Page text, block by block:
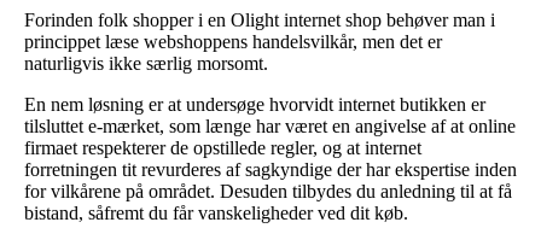
Forinden folk shopper i en Olight internet shop behøver man i
princippet læse webshoppens handelsvilkår, men det er
naturligvis ikke særlig morsomt.
En nem løsning er at undersøge hvorvidt internet butikken er
tilsluttet e-mærket, som længe har været en angivelse af at online
firmaet respekterer de opstillede regler, og at internet
forretningen tit revurderes af sagkyndige der har ekspertise inden
for vilkårene på området. Desuden tilbydes du anledning til at få
bistand, såfremt du får vanskeligheder ved dit køb.